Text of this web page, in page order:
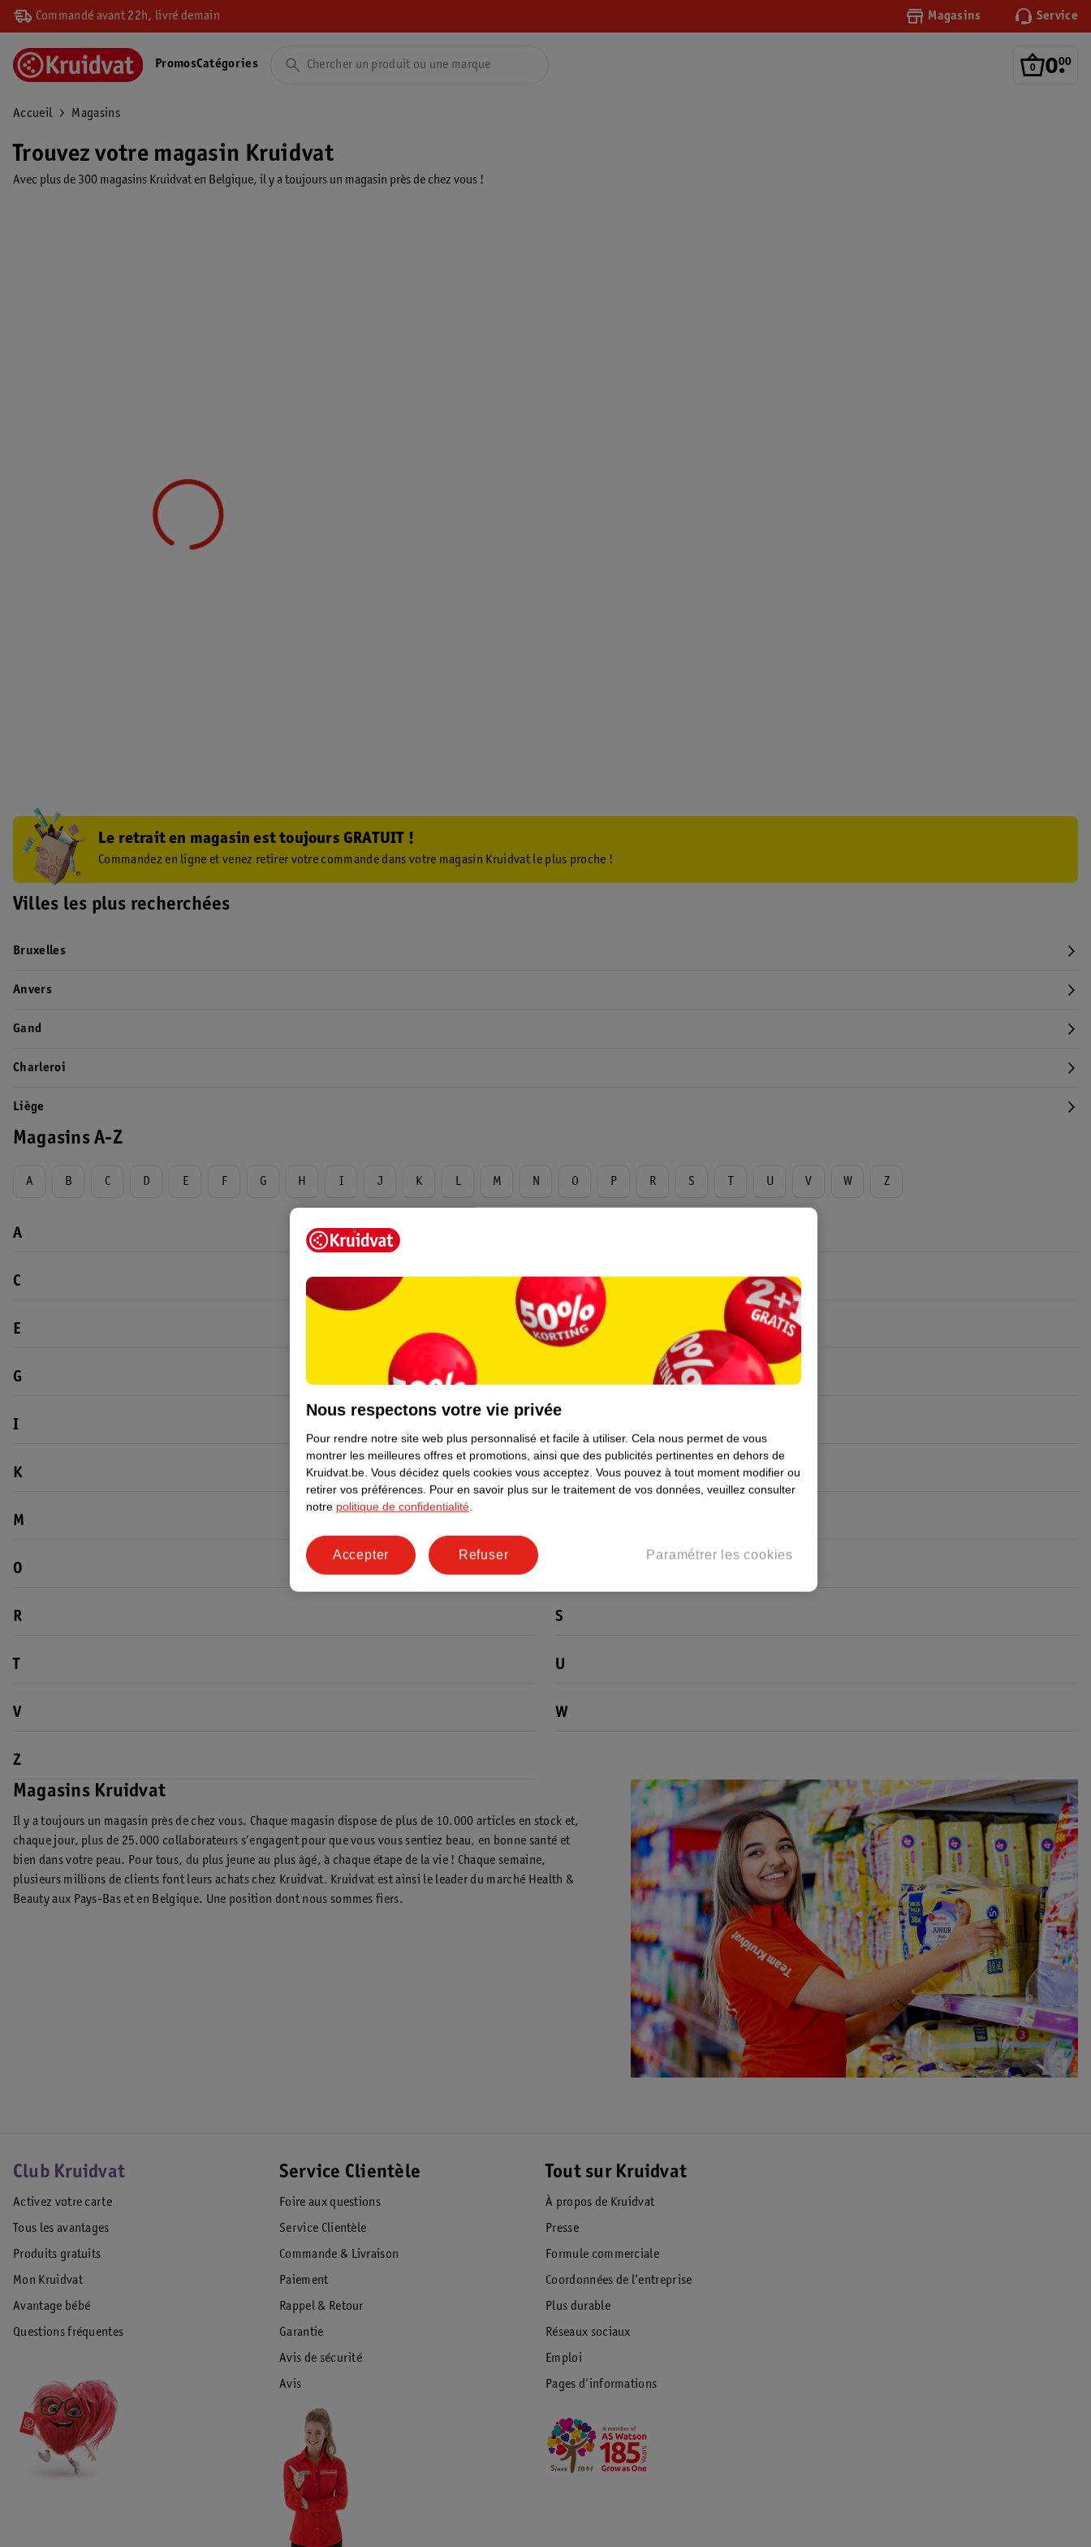
Commandé avant 22h, livré demain Magasins Service
0.
00
PromosCatégories
Accueil Magasins
Trouvez votre magasin Kruidvat
Avec plus de 300 magasins Kruidvat en Belgique, il y a toujours un magasin près de chez vous !
Le retrait en magasin est toujours GRATUIT !
Commandez en ligne et venez retirer votre commande dans votre magasin Kruidvat le plus proche !
Villes les plus recherchées
Bruxelles
Anvers
Gand
Charleroi
Liège
Magasins A-Z
A B C D E F G H I J K L M N O P R S U V W Z
A
C
E F
G
I
K L
M
O
R S
T U
V W
Z
Magasins Kruidvat
Il y a toujours un magasin près de chez vous. Chaque magasin dispose de plus de 10.000 articles en stock et,
chaque jour, plus de 25.000 collaborateurs s’engagent pour que vous vous sentiez beau, en bonne santé et
bien dans votre peau. Pour tous, du plus jeune au plus âgé, à chaque étape de la vie ! Chaque semaine,
plusieurs millions de clients font leurs achats chez Kruidvat. Kruidvat est ainsi le leader du marché Health &
Beauty aux Pays-Bas et en Belgique. Une position dont nous sommes fiers.
Club Kruidvat
Activez votre carte
Tous les avantages
Produits gratuits
Mon Kruidvat
Avantage bébé
Questions fréquentes
Service Clientèle
Foire aux questions
Service Clientèle
Commande & Livraison
Paiement
Rappel & Retour
Garantie
Avis de sécurité
Avis
Tout sur Kruidvat
À propos de Kruidvat
Presse
Formule commerciale
Coordonnées de l’entreprise
Plus durable
Réseaux sociaux
Emploi
Pages d’informations
Nous respectons votre vie privée
Pour rendre notre site web plus personnalisé et facile à utiliser. Cela nous permet de vous
montrer les meilleures offres et promotions, ainsi que des publicités pertinentes en dehors de
Kruidvat.be. Vous décidez quels cookies vous acceptez. Vous pouvez à tout moment modifier ou
retirer vos préférences. Pour en savoir plus sur le traitement de vos données, veuillez consulter
notre politique de confidentialité.
Paramétrer les cookies
Refuser
Accepter